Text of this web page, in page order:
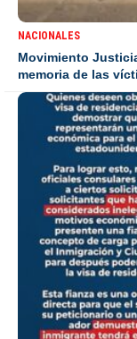
NACIONALES
Movimiento
memoria de las